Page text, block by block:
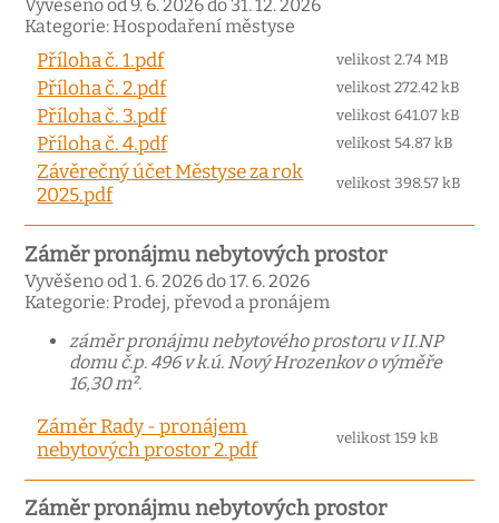
Vyvěšeno od 9. 6. 2026 do 31. 12. 2026
Kategorie: Hospodaření městyse
Příloha č. 1.pdf velikost 2.74 MB
Příloha č. 2.pdf velikost 272.42 kB
Příloha č. 3.pdf velikost 641.07 kB
Příloha č. 4.pdf velikost 54.87 kB
Závěrečný účet Městyse za rok
2025.pdf
velikost 398.57 kB
Záměr pronájmu nebytových prostor
Vyvěšeno od 1. 6. 2026 do 17. 6. 2026
Kategorie: Prodej, převod a pronájem
záměr pronájmu nebytového prostoru v II.NP
domu č.p. 496 v k.ú. Nový Hrozenkov o výměře
16,30 m².
Záměr Rady - pronájem
nebytových prostor 2.pdf
velikost 159 kB
Záměr pronájmu nebytových prostor